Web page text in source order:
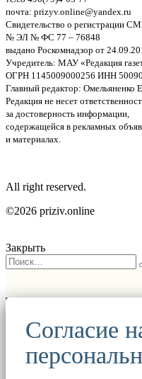
почта: prizyv.online@yandex.ru
Свидетельство о регистрации
№ ЭЛ № ФС 77 – 76848
выдано Роскомнадзор от
Учредитель: МАУ «Редакция
ОГРН 1145009000256 ИНН
Главный редактор: Омельяненко
Редакция не несет
за достоверность информации,
содержащейся в рекламных
и материалах.
All right reserved.
©2026 priziv.online
Закрыть
Согласие